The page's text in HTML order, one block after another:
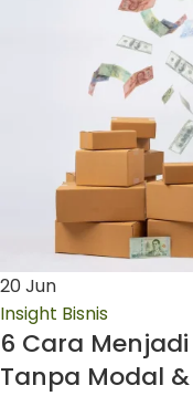
20Jun
Insight Bisnis
6 Cara
Tanpa Modal